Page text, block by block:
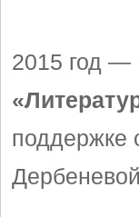
2015 год —
поддержке